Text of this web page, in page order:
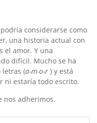
podría considerarse como
una historia actual con
el amor. Y una
difícil. Mucho se ha
letras (a-m-o-r ) y está
ni estaría todo escrito.
nos adherimos.